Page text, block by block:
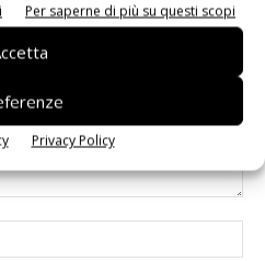
Per saperne di più su questi scopi
Privacy Policy